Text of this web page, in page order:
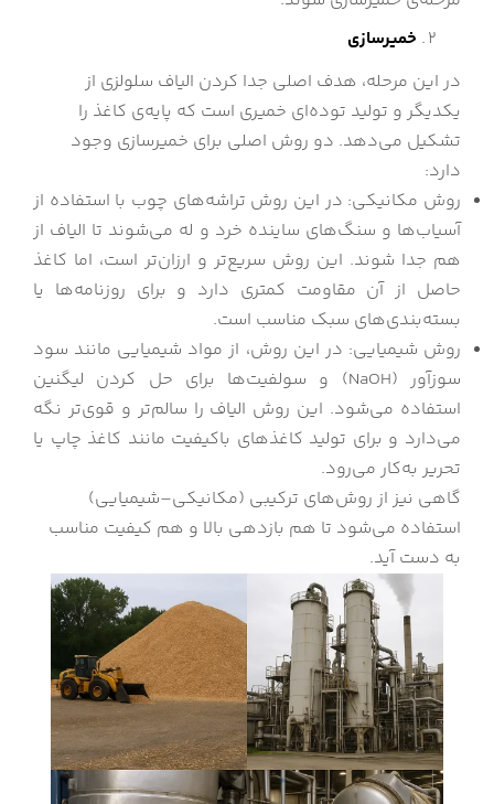
خمیرسازی
در این مرحله، هدف اصلی جدا کردن الیاف سلولزی از
یکدیگر و تولید توده‌ای خمیری است که پایه‌ی کاغذ را
تشکیل می‌دهد. دو روش اصلی برای خمیرسازی وجود
دارد:
روش مکانیکی: در این روش تراشه‌های چوب با استفاده از
آسیاب‌ها و سنگ‌های ساینده خرد و له می‌شوند تا الیاف از
هم جدا شوند. این روش سریع‌تر و ارزان‌تر است، اما کاغذ
حاصل از آن مقاومت کمتری دارد و برای روزنامه‌ها یا
بسته‌بندی‌های سبک مناسب است.
روش شیمیایی: در این روش، از مواد شیمیایی مانند سود
سوزآور (NaOH) و سولفیت‌ها برای حل کردن لیگنین
استفاده می‌شود. این روش الیاف را سالم‌تر و قوی‌تر نگه
می‌دارد و برای تولید کاغذهای باکیفیت مانند کاغذ چاپ یا
تحریر به‌کار می‌رود.
گاهی نیز از روش‌های ترکیبی (مکانیکی–شیمیایی)
استفاده می‌شود تا هم بازدهی بالا و هم کیفیت مناسب
به دست آید.